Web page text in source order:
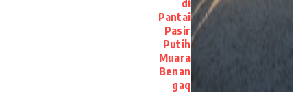
di
Pantai
Pasir
Putih
Muara
Benan
gaq